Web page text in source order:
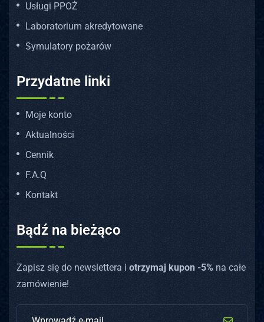
Usługi PPOŻ
Laboratorium akredytowane
Symulatory pożarów
Przydatne linki
Moje konto
Aktualności
Cennik
F.A.Q
Kontakt
Bądź na bieżąco
Zapisz się do newslettera i otrzymaj kupon -5% na całe
zamówienie!